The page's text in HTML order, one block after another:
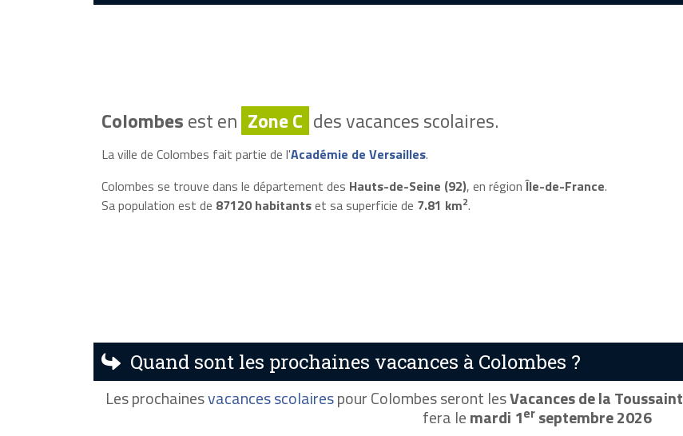
Colombesest en Zone C des vacances scolaires.
La ville de Colombes fait partie de l'Académie de Versailles.
Colombes se trouve dans le département des Hauts-de-Seine (92), en régionÎle-de-France.
Sa population est de 87120 habitantset sa superficie de 7.81 km2.
Quand sont les prochaines vacances à Colombes ?
Les prochainesvacances scolairespour Colombes seront lesVacances de la Toussaint
fera lemardi 1erseptembre 2026